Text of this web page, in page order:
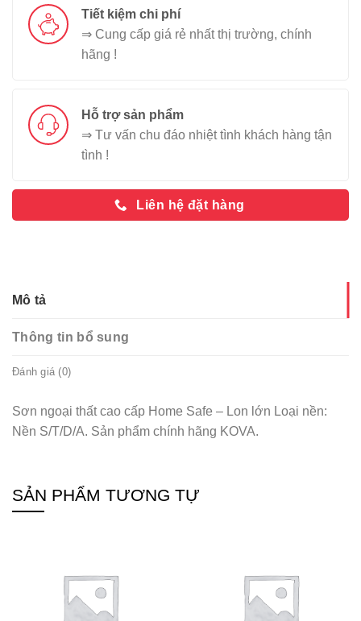
Tiết kiệm chi phí
⇒ Cung cấp giá rẻ nhất thị trường, chính
hãng !
Hỗ trợ sản phẩm
⇒ Tư vấn chu đáo nhiệt tình khách hàng tận
tình !
Liên hệ đặt hàng
Mô tả
Thông tin bổ sung
Đánh giá (0)
Sơn ngoại thất cao cấp Home Safe – Lon lớn Loại nền:
Nền S/T/D/A. Sản phẩm chính hãng KOVA.
SẢN PHẨM TƯƠNG TỰ